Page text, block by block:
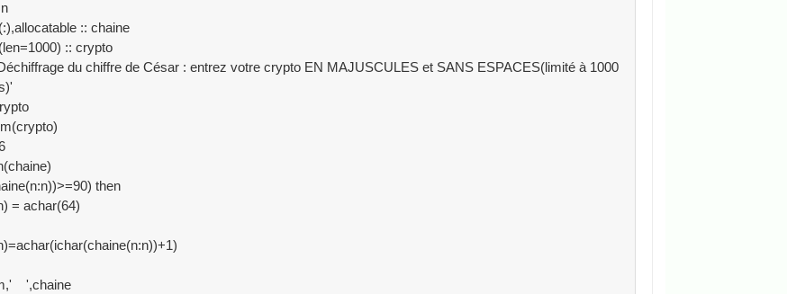
:: chaine
:: crypto
du chiffre de César : entrez votre crypto EN MAJUSCULES et SANS ESPACES(limité à 1000
then
= achar(64)
',chaine